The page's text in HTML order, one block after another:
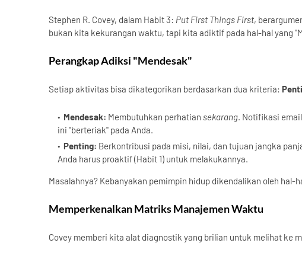
Stephen R. Covey, dalam Habit 3: Put First Things First,
bukan kita kekurangan waktu, tapi kita adiktif pada hal-hal yang
Perangkap Adiksi "Mendesak"
Setiap aktivitas bisa dikategorikan berdasarkan dua kriteria:
Mendesak: Membutuhkan perhatian sekarang. Notifikasi
ini "berteriak" pada Anda.
Penting: Berkontribusi pada misi, nilai, dan tujuan jangka
Anda harus proaktif (Habit 1) untuk melakukannya.
Masalahnya? Kebanyakan pemimpin hidup dikendalikan oleh hal-
Memperkenalkan Matriks Manajemen Waktu
Covey memberi kita alat diagnostik yang brilian untuk melihat ke